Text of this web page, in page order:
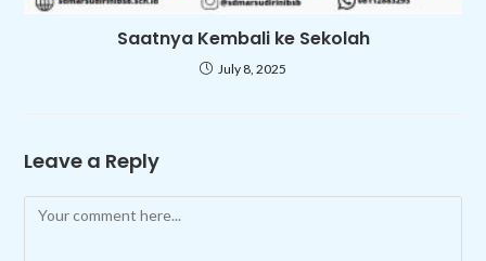
Saatnya Kembali ke Sekolah
July 8, 2025
Leave a Reply
Comment